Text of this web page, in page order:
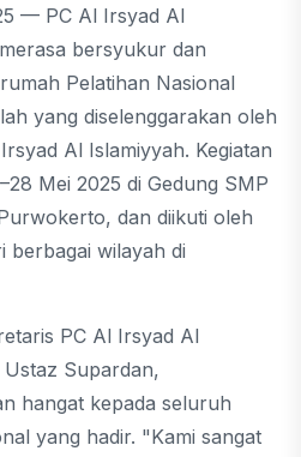
— PC Al Irsyad Al
bersyukur dan
Pelatihan Nasional
yang diselenggarakan oleh
Al Islamiyyah. Kegiatan
Mei 2025 di Gedung SMP
dan diikuti oleh
berbagai wilayah di
PC Al Irsyad Al
Supardan,
hangat kepada seluruh
yang hadir. "Kami sangat